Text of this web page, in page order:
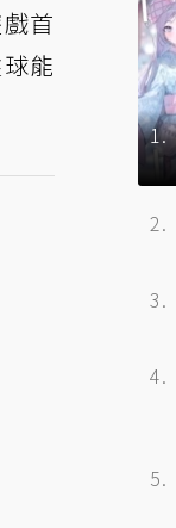
首
能